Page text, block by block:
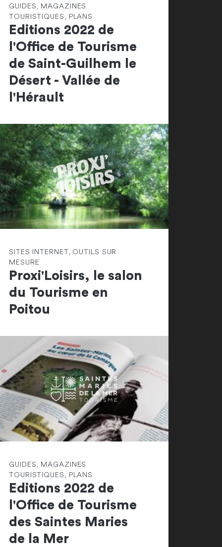
GUIDES, MAGAZINES
TOURISTIQUES, PLANS
Editions 2022 de
l'Office de Tourisme
de Saint-Guilhem le
Désert - Vallée de
l'Hérault
SITES INTERNET, OUTILS SUR
MESURE
Proxi'Loisirs, le salon
du Tourisme en
Poitou
GUIDES, MAGAZINES
TOURISTIQUES, PLANS
Editions 2022 de
l'Office de Tourisme
des Saintes Maries
de la Mer